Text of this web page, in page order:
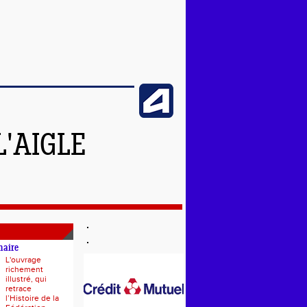
L'ouvrage
richement
illustré, qui
retrace
l’Histoire de la